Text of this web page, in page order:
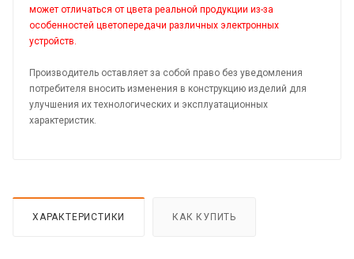
может отличаться от цвета реальной продукции из-за
особенностей цветопередачи различных электронных
устройств.
Производитель оставляет за собой право без уведомления
потребителя вносить изменения в конструкцию изделий для
улучшения их технологических и эксплуатационных
характеристик.
ХАРАКТЕРИСТИКИ КАК КУПИТЬ